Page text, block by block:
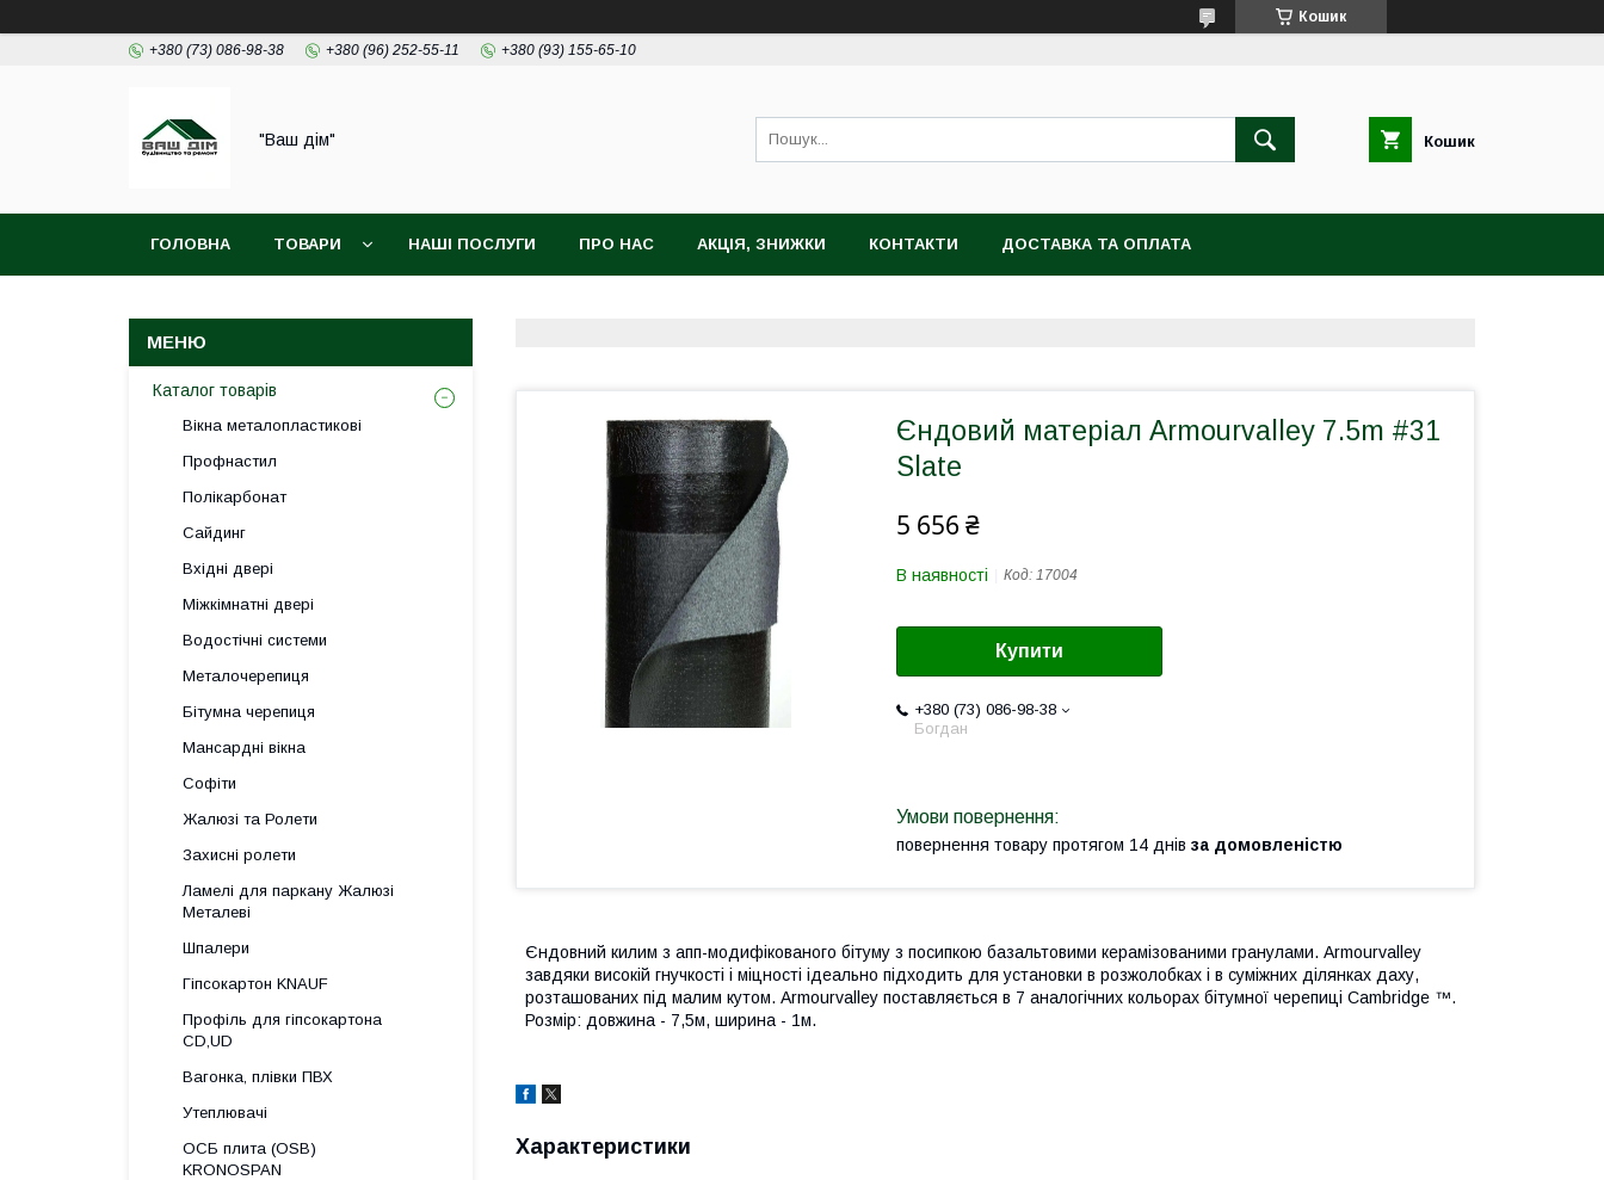
Кошик
+380 (73) 086-98-38 +380 (96) 252-55-11 +380 (93) 155-65-10
"Ваш дім" Кошик
ГОЛОВНА ТОВАРИ НАШІ ПОСЛУГИ ПРО НАС АКЦІЯ, ЗНИЖКИ КОНТАКТИ ДОСТАВКА ТА ОПЛАТА
Єндовий матеріал Armourvalley 7.5m #31
Slate
5 656 ₴
В наявності Код: 17004
Купити
+380 (73) 086-98-38
Богдан
повернення товару протягом 14 днів за домовленістю
Єндовний килим з апп-модифікованого бітуму з посипкою базальтовими керамізованими гранулами. Armourvalley
завдяки високій гнучкості і міцності ідеально підходить для установки в розжолобках і в суміжних ділянках даху,
розташованих під малим кутом. Armourvalley поставляється в 7 аналогічних кольорах бітумної черепиці Cambridge ™.
Розмір: довжина - 7,5м, ширина - 1м.
Характеристики
Каталог товарів
Вікна металопластикові
Профнастил
Полікарбонат
Сайдинг
Вхідні двері
Міжкімнатні двері
Водостічні системи
Металочерепиця
Бітумна черепиця
Мансардні вікна
Софіти
Жалюзі та Ролети
Захисні ролети
Ламелі для паркану Жалюзі
Металеві
Шпалери
Гіпсокартон KNAUF
Профіль для гіпсокартона
CD,UD
Вагонка, плівки ПВХ
Утеплювачі
ОСБ плита (OSB)
KRONOSPAN